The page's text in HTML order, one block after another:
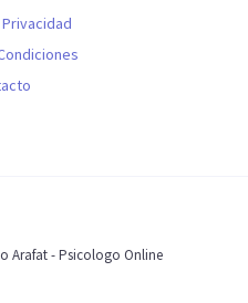
Arafat - Psicologo Online